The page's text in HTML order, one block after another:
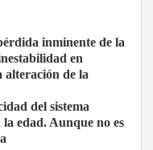
inminente de la
en
alteración de la
del sistema
edad. Aunque no es